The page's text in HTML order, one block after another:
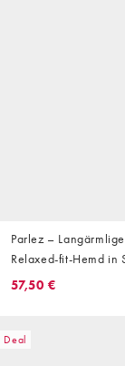
Parlez –
Relaxed-fit-Hemd in
Logo
57,50 €
Deal